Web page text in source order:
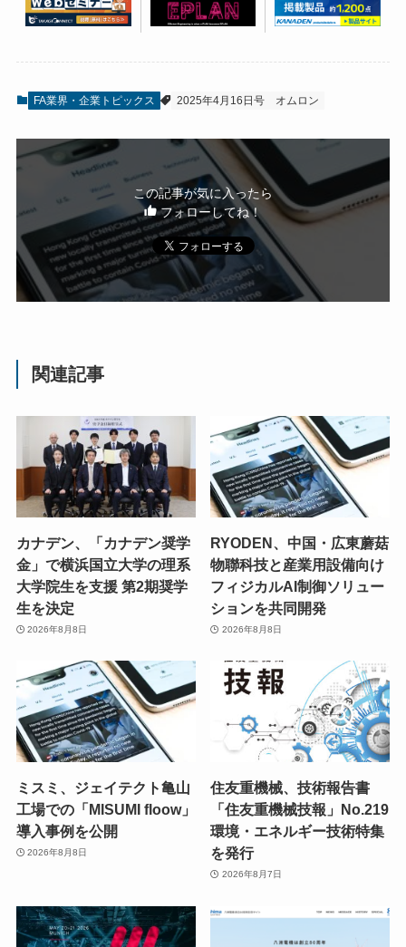
FA業界・企業トピックス 2025年4月16日号 オムロン
この記事が気に入ったら
フォローしてね！
関連記事
カナデン、「カナデン奨学
金」で横浜国立大学の理系
大学院生を支援 第2期奨学
生を決定
2026年8月8日
RYODEN、中国・広東蘑菇
物聯科技と産業用設備向け
フィジカルAI制御ソリュー
ションを共同開発
2026年8月8日
ミスミ、ジェイテクト亀山
工場での「MISUMI floow」
導入事例を公開
2026年8月8日
住友重機械、技術報告書
「住友重機械技報」No.219
環境・エネルギー技術特集
を発行
2026年8月7日